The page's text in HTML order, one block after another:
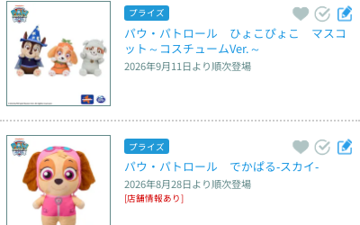
プライズ
パウ・パトロール　ひょこぴょこ　マスコ
ット～コスチュームVer.～
2026年9月11日より順次登場
プライズ
パウ・パトロール　でかぱる‐スカイ‐
2026年8月28日より順次登場
[店舗情報あり]